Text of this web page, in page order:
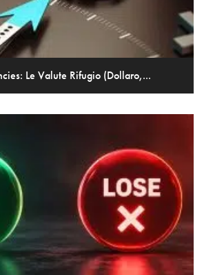
Le Valute Rifugio (Dollaro,...